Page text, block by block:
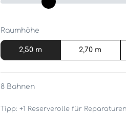
Raumhöhe
2,50 m 2,70 m
8 Bahnen
Tipp: +1 Reserverolle für